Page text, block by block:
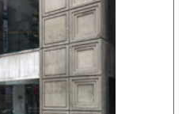
大分県
鹿児島県